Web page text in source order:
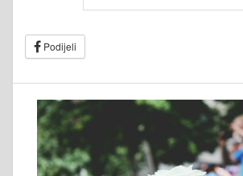
Podijeli